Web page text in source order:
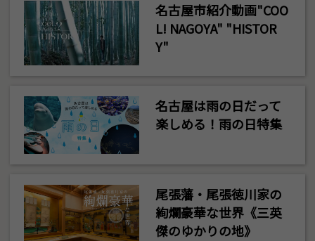
名古屋市紹介動画"COO
L! NAGOYA" "HISTOR
Y"
名古屋は雨の日だって
楽しめる！雨の日特集
尾張藩・尾張徳川家の
絢爛豪華な世界《三英
傑のゆかりの地》